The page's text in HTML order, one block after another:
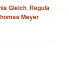
Gleich, Regula
Meyer